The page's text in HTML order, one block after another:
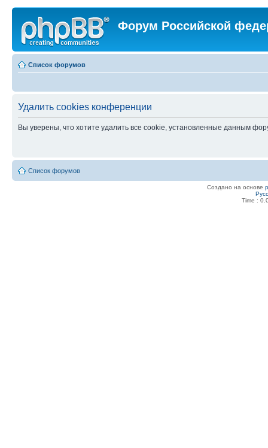
Форум Российской
Список форумов
Удалить cookies конференции
Вы уверены, что хотите удалить все cookie, установленные данным
Список форумов
Создано на основе
Time :